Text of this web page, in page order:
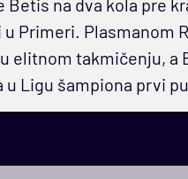
Betis na dva kola pre
Primeri. Plasmanom
elitnom takmičenju, a
Ligu šampiona prvi